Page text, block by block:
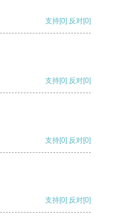
支持[0] 反对[0]
支持[0] 反对[0]
支持[0] 反对[0]
支持[0] 反对[0]